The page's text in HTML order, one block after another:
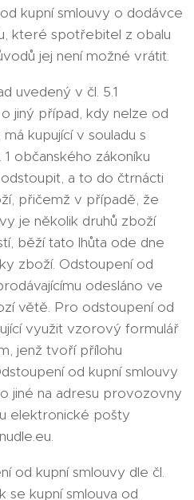
kupní smlouvy o dodávce
které spotřebitel z obalu
jej není možné vrátit.
uvedený v čl. 5.1
jiný případ, kdy nelze od
kupující v souladu s
občanského zákoníku
a to do čtrnácti
přičemž v případě, že
je několik druhů zboží
běží tato lhůta ode dne
zboží. Odstoupení od
odesláno ve
větě. Pro odstoupení od
využit vzorový formulář
jenž tvoří přílohu
od kupní smlouvy
jiné na adresu provozovny
elektronické pošty
od kupní smlouvy dle čl.
se kupní smlouva od